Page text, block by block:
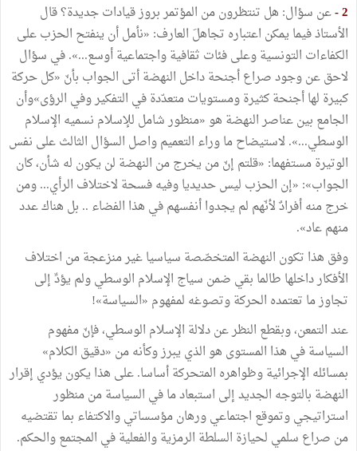
2 - عن سؤال: هل تنتظرون من المؤتمر بروز قيادات جديدة؟ قال
الأستاذ فيما يمكن اعتباره تجاهلَ العارف: «نأمل أن ينفتح الحزب على
الكفاءات التونسية وعلى فئات ثقافية واجتماعية أوسع...». في سؤال
لاحق عن وجود صراع أجنحة داخل النهضة أتى الجواب بأنّ «كل حركة
كبيرة لها أجنحة كثيرة ومستويات متعدّدة في التفكير وفي الرؤى»وأن
الجامع بين عناصر النهضة هو «منظور شامل للإسلام نسميه الإسلام
الوسطي...». لاستيضاح ما وراء التعميم واصل السؤال الثالث على نفس
الوتيرة مستفهما: «قلتم إنّ من يخرج من النهضة لن يكون له شأن، كان
الجواب»: «إن الحزب ليس حديديا وفيه فسحة لاختلاف الرأي... ومن
خرج منه أفرادٌ لأنّهم لم يجدوا أنفسهم في هذا الفضاء .. بل هناك عدد
منهم عاد».
وفق هذا تكون النهضة المتخصّصة سياسيا غير منزعجة من اختلاف
الأفكار داخلها طالما بقي ضمن سياج الإسلام الوسطي ولم يؤدِّ إلى
تجاوز ما تعتمده الحركة وتصوغه لمفهوم «السياسة»!
عند التمعن، وبقطع النظر عن دلالة الإسلام الوسطي، فإنّ مفهوم
السياسة في هذا المستوى هو الذي يبرز وكأنه من «دقيق الكلام»
بمسائله الإجرائية وظواهره المتحركة أساسا. على هذا يكون يؤدي إقرار
النهضة بالتوجه الجديد إلى استبعاد ما في السياسة من منظور
استراتيجي وتموقع اجتماعي ورهان مؤسساتي والاكتفاء بما تقتضيه
من صراع سلمي لحيازة السلطة الرمزية والفعلية في المجتمع والحكم.